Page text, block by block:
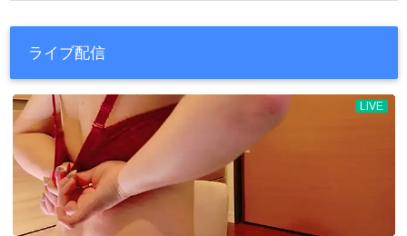
ライブ配信